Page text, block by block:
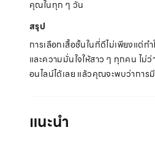
คุณในทุก ๆ วัน
สรุป
การเลือกเสื้อชั้นในที่ดีไม่เพียงแต่
และความมั่นใจให้สาว ๆ ทุกคน ไ
อนไลน์ได้เลย แล้วคุณจะพบว่ากา
แนะนำ